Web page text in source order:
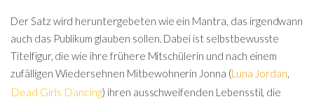
Der Satz wird heruntergebeten wie ein Mantra, das irgendwann
auch das Publikum glauben sollen. Dabei ist selbstbewusste
Titelfigur, die wie ihre frühere Mitschülerin und nach einem
zufälligen Wiedersehnen Mitbewohnerin Jonna (Luna Jordan
Dead Girls Dancing) ihren ausschweifenden Lebensstil, die